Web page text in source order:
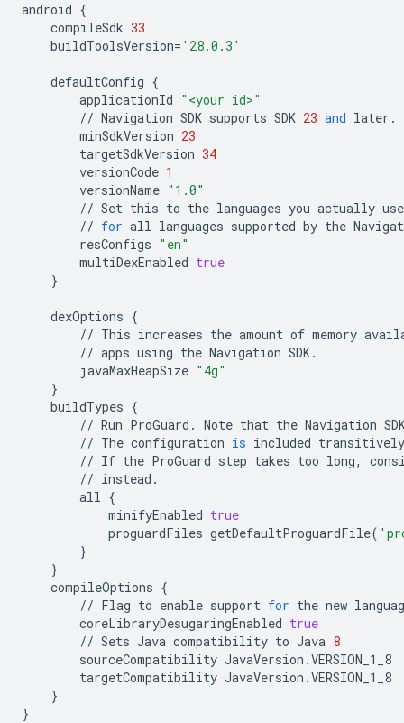
android {
compileSdk 33
buildToolsVersion= '28.0.3'
defaultConfig {
applicationId "<your id>"
// Navigation SDK supports SDK 23 and later .
minSdkVersion 23
targetSdkVersion 34
versionCode 1
versionName "1.0"
// Set this to the languages you actually use
// for all languages supported by the
resConfigs "en"
multiDexEnabled true
}
dexOptions {
// This increases the amount of memory
// apps using the Navigation SDK.
javaMaxHeapSize "4g"
}
buildTypes {
// Run ProGuard . Note that the Navigation
// The configuration is included transitively
// If the ProGuard step takes too long,
// instead .
all {
minifyEnabled true
proguardFiles getDefaultProguardFile(
}
}
compileOptions {
// Flag to enable support for the new
coreLibraryDesugaringEnabled true
// Sets Java compatibility to Java 8
sourceCompatibility JavaVersion .VERSION_1_8
targetCompatibility JavaVersion .VERSION_1_8
}
}